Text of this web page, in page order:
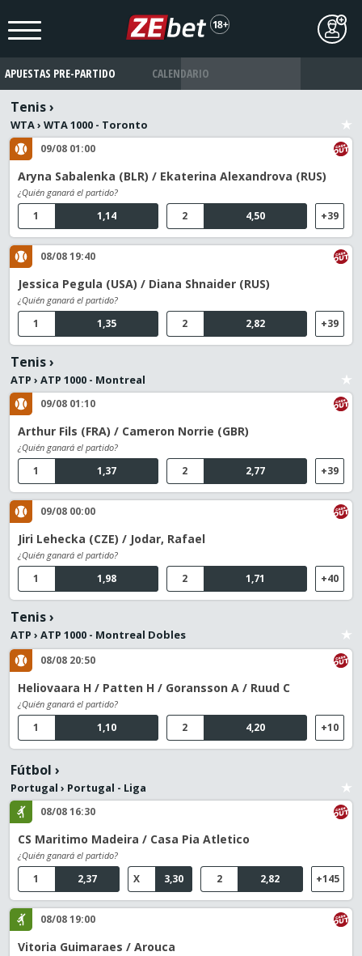
APUESTAS PRE-PARTIDO CALENDARIO
Tenis›
WTA› WTA 1000 - Toronto
09/08 01:00
Aryna Sabalenka (BLR) / Ekaterina Alexandrova (RUS)
¿Quién ganará el partido?
1,14
1 4,50
2 +39
08/08 19:40
Jessica Pegula (USA) / Diana Shnaider (RUS)
¿Quién ganará el partido?
1,35
1 2,82
2 +39
Tenis›
ATP › ATP 1000 - Montreal
09/08 01:10
Arthur Fils (FRA) / Cameron Norrie (GBR)
¿Quién ganará el partido?
1,37
1 2,77
2 +39
09/08 00:00
Jiri Lehecka (CZE) / Jodar, Rafael
¿Quién ganará el partido?
1,98
1 1,71
2 +40
Tenis›
ATP › ATP 1000 - Montreal Dobles
08/08 20:50
Heliovaara H / Patten H / Goransson A / Ruud C
¿Quién ganará el partido?
1,10
1 4,20
2 +10
Fútbol ›
Portugal › Portugal - Liga
08/08 16:30
CS Maritimo Madeira / Casa Pia Atletico
¿Quién ganará el partido?
2,37
1 3,30
X 2,82
2 +145
08/08 19:00
Vitoria Guimaraes / Arouca